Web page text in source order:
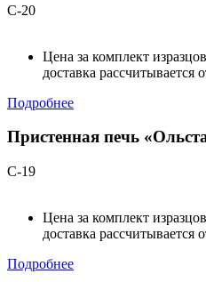
С-20
Цена за комплект
доставка рассчитывается
Подробнее
Пристенная печь
С-19
Цена за комплект
доставка рассчитывается
Подробнее